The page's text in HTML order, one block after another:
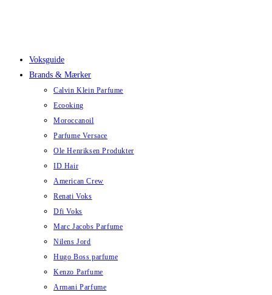
Voksguide
Brands & Mærker
Calvin Klein Parfume
Ecooking
Moroccanoil
Parfume Versace
Ole Henriksen Produkter
ID Hair
American Crew
Renati Voks
Dfi Voks
Marc Jacobs Parfume
Nilens Jord
Hugo Boss parfume
Kenzo Parfume
Armani Parfume